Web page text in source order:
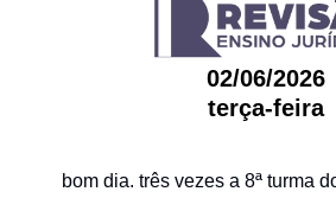
02/06/2026
terça-feira
bom dia. três vezes a 8ª turma